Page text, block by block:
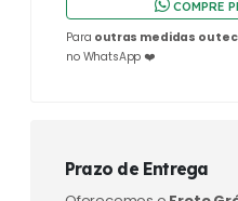
COMPRE
Para outras medidas ou
no WhatsApp ❤️
Prazo de Entrega